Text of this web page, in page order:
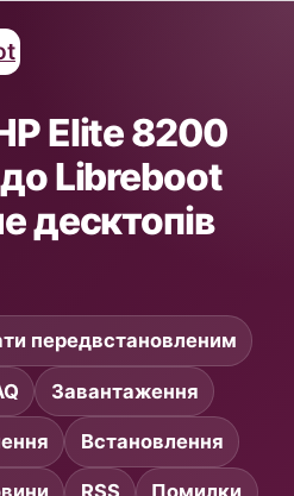
Elite 8200
Libreboot
десктопів
передвстановленим
Завантаження
Встановлення